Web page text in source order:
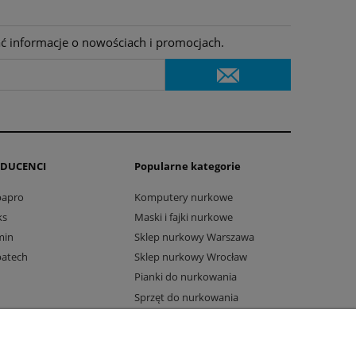
informacje o nowościach i promocjach.
Popularne kategorie
Komputery nurkowe
Maski i fajki nurkowe
Sklep nurkowy Warszawa
Sklep nurkowy Wrocław
Pianki do nurkowania
Sprzęt do nurkowania